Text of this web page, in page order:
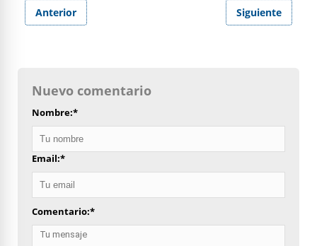
Anterior Siguiente
Nuevo comentario
Nombre:*
Email:*
Comentario:*